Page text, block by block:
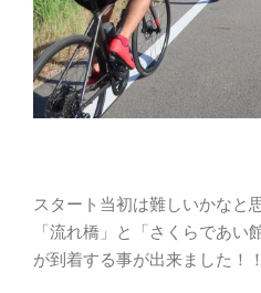
スタート当初は難しいかなと
「流れ橋」と「さくらであ
が到着する事が出来ました！！